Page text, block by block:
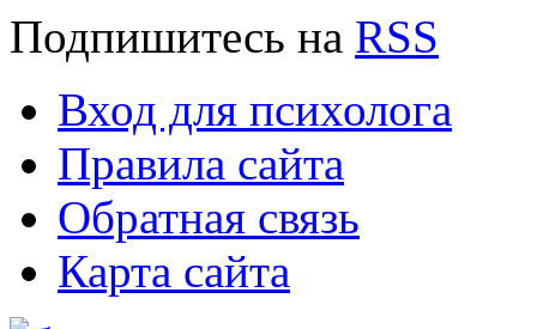
Подпишитесь на RSS
Вход для психолога
Правила сайта
Обратная связь
Карта сайта